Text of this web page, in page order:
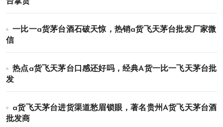
一比一a货茅台酒石破天惊，热销a货飞天茅台批发厂家微
信
热点a货飞天茅台口感还好吗，经典A货一比一飞天茅台批
发
a货飞天茅台进货渠道愁眉锁眼，著名贵州A货飞天茅台酒
批发商